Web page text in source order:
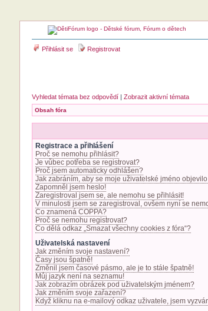
Přihlásit se Registrovat
Vyhledat témata bez odpovědí| Zobrazit aktivní témata
Obsah fóra
Registrace a přihlášení
Proč se nemohu přihlásit?
Je vůbec potřeba se registrovat?
Proč jsem automaticky odhlášen?
Jak zabráním, aby se moje uživatelské jméno
Zapomněl jsem heslo!
Zaregistroval jsem se, ale nemohu se přihlásit!
V minulosti jsem se zaregistroval, ovšem nyní se
Co znamená COPPA?
Proč se nemohu registrovat?
Co dělá odkaz „Smazat všechny cookies z fóra“?
Uživatelská nastavení
Jak změním svoje nastavení?
Časy jsou špatně!
Změnil jsem časové pásmo, ale je to stále špatně!
Můj jazyk není na seznamu!
Jak zobrazím obrázek pod uživatelským jménem?
Jak změním svoje zařazení?
Když kliknu na e-mailový odkaz uživatele, jsem